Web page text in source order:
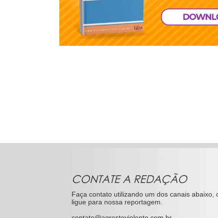
CONTATE A REDAÇÃO
Faça contato utilizando um dos canais abaixo,
ligue para nossa reportagem.